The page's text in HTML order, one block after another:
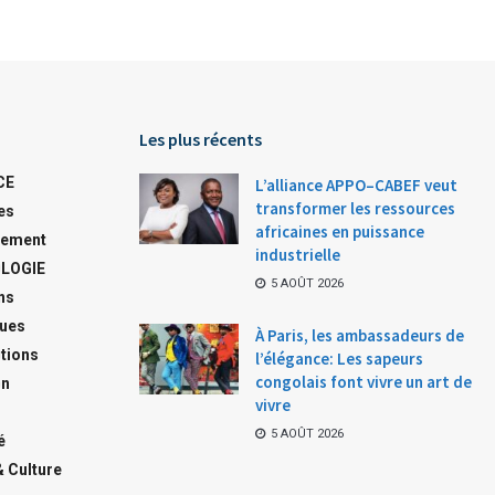
Culture
Les plus récents
L’alliance APPO–CABEF veut
transformer les ressources
africaines en puissance
industrielle
5 AOÛT 2026
À Paris, les ambassadeurs de
l’élégance: Les sapeurs
congolais font vivre un art de
vivre
5 AOÛT 2026